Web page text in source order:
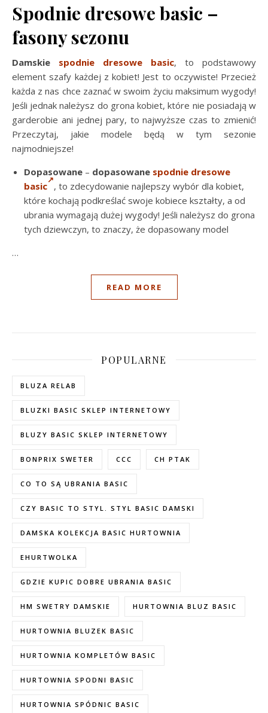
Spodnie dresowe basic –
fasony sezonu
Damskie spodnie dresowe basic, to podstawowy
element szafy każdej z kobiet! Jest to oczywiste! Przecież
każda z nas chce zaznać w swoim życiu maksimum wygody!
Jeśli jednak należysz do grona kobiet, które nie posiadają w
garderobie ani jednej pary, to najwyższe czas to zmienić!
Przeczytaj, jakie modele będą w tym sezonie
najmodniejsze!
Dopasowane – dopasowane spodnie dresowe
basic , to zdecydowanie najlepszy wybór dla kobiet,
które kochają podkreślać swoje kobiece kształty, a od
ubrania wymagają dużej wygody! Jeśli należysz do grona
tych dziewczyn, to znaczy, że dopasowany model
…
READ MORE
POPULARNE
BLUZA RELAB
BLUZKI BASIC SKLEP INTERNETOWY
BLUZY BASIC SKLEP INTERNETOWY
BONPRIX SWETER CCC CH PTAK
CO TO SĄ UBRANIA BASIC
CZY BASIC TO STYL. STYL BASIC DAMSKI
DAMSKA KOLEKCJA BASIC HURTOWNIA
EHURTWOLKA
GDZIE KUPIC DOBRE UBRANIA BASIC
HM SWETRY DAMSKIE HURTOWNIA BLUZ BASIC
HURTOWNIA BLUZEK BASIC
HURTOWNIA KOMPLETÓW BASIC
HURTOWNIA SPODNI BASIC
HURTOWNIA SPÓDNIC BASIC